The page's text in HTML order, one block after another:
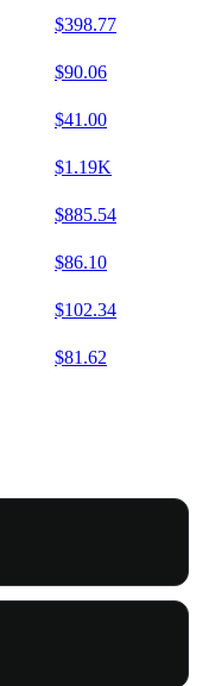
$398.77
$90.06
$41.00
$1.19K
$885.54
$86.10
$102.34
$81.62